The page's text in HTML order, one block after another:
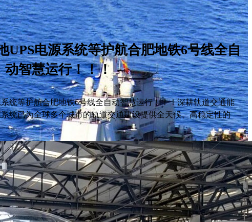
UPS电源系统等护航合肥地铁6号线全自
动智慧运行！！！
系统等护航合肥地铁6号线全自动智慧运行！！！深耕轨道交通能
统已为全球多个城市的轨道交通建设提供全天候、高稳定性的